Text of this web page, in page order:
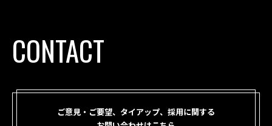
CONTACT
ご意見・ご要望、タイアップ、採用に関する